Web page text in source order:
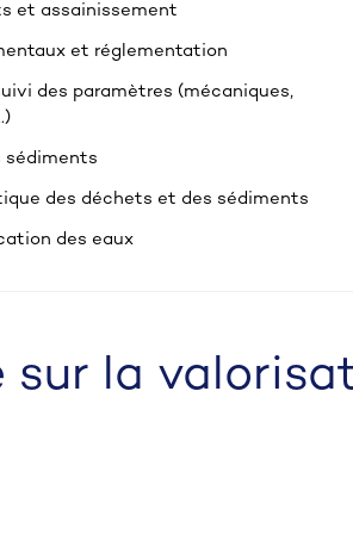
et assainissement
et réglementation
des paramètres (mécaniques,
sédiments
des déchets et des sédiments
des eaux
sur la